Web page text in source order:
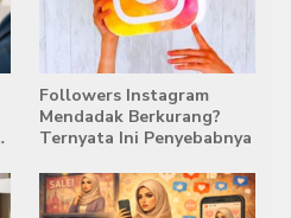
Followers Instagram
Mendadak Berkurang?
Ternyata Ini Penyebabnya